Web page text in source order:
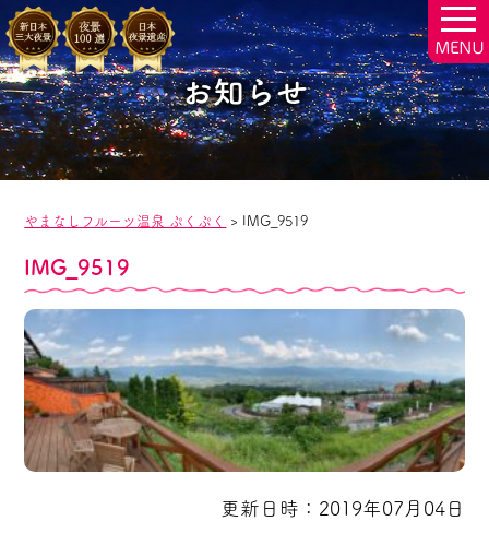
お知らせ
やまなしフルーツ温泉 ぷくぷく > IMG_9519
IMG_9519
更新日時：2019年07月04日